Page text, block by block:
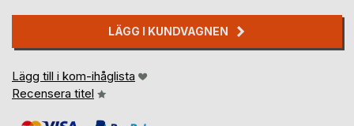
LÄGG I KUNDVAGNEN
Lägg till i kom-ihåglista
Recensera titel